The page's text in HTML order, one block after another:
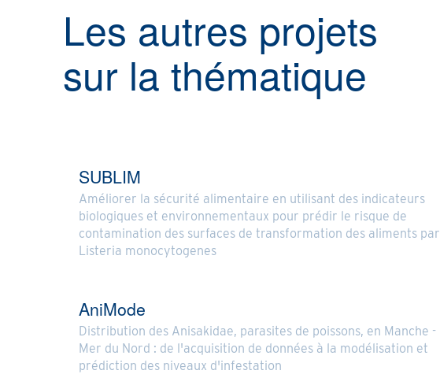
Les autres projets
sur la thématique
SUBLIM
Améliorer la sécurité alimentaire en utilisant des indicateurs
biologiques et environnementaux pour prédir le risque de
contamination des surfaces de transformation des aliments par
Listeria monocytogenes
AniMode
Distribution des Anisakidae, parasites de poissons, en Manche -
Mer du Nord : de l'acquisition de données à la modélisation et
prédiction des niveaux d'infestation